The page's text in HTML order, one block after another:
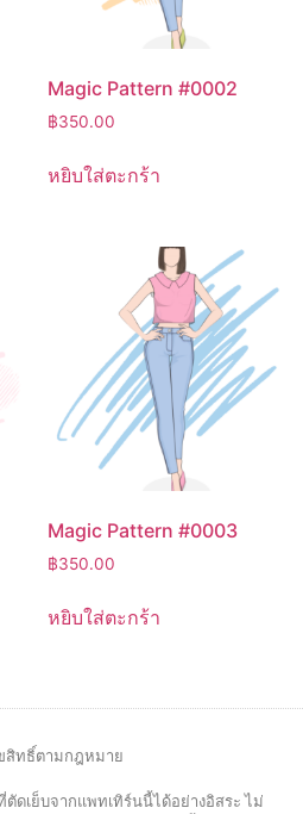
Magic Pattern #0002
฿350.00
หยิบใส่ตะกร้า
Magic Pattern #0003
฿350.00
หยิบใส่ตะกร้า
สิทธิ์ตามกฎหมาย
ดเย็บจากแพทเทิร์นนี้ได้อย่างอิสระ ไม่